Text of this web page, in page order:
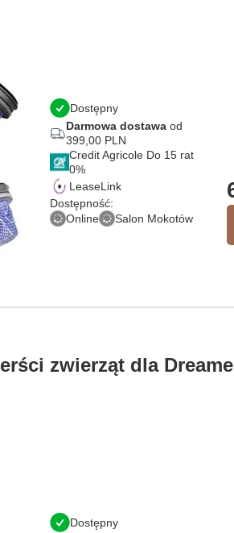
Dostępny
Darmowa dostawa od
399,00 PLN
Credit Agricole
LeaseLink
Dostępność:
Online
Salon Mokotów
zwierząt dla
Dostępny